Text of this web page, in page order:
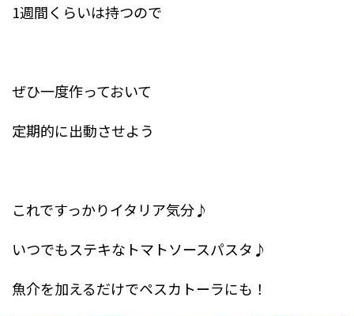
1週間くらいは持つので
ぜひ一度作っておいて
定期的に出動させよう
これですっかりイタリア気分♪
いつでもステキなトマトソースパスタ♪
魚介を加えるだけでペスカトーラにも！